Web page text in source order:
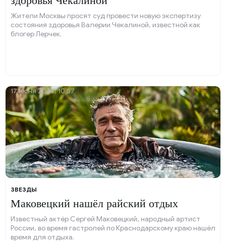
Жители Москвы просят суд провести новую экспертизу
состояния здоровья Валерии Чекалиной, известной как
блогер Лерчек.
ЗВЕЗДЫ
Маковецкий нашёл райский отдых
Известный актёр Сергей Маковецкий, народный артист
России, во время гастролей по Краснодарскому краю нашёл
время для отдыха.
17 июня 2026, 10:57